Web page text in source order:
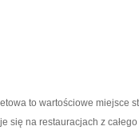
to wartościowe miejsce
się na restauracjach z